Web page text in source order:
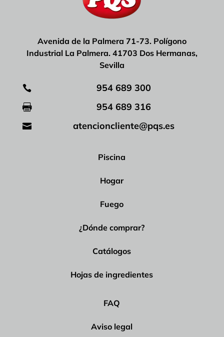
Avenida de la Palmera 71-73. Polígono
Industrial La Palmera. 41703 Dos Hermanas,
Sevilla
 954 689 300
 954 689 316
 atencioncliente@pqs.es
Piscina
Hogar
Fuego
¿Dónde comprar?
Catálogos
Hojas de ingredientes
FAQ
Aviso legal